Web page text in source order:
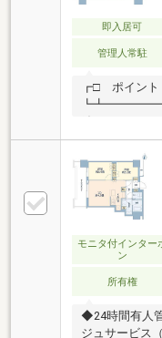
ースライブラ
償空室のため
即入居可
管理人常駐
┏□ ポイント
と直結◆24時
セキュリティ
ム◆豊富なコ
浜ベイシェラ
浜高島屋提携
り）◆制振シ
床・二重天井
モニタ付インター
ン
所有権
◆24時間有人
ジュサービス